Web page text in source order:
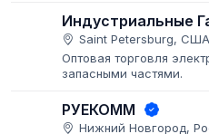
объёмы.
Индустриальные
Saint Petersburg, США
Оптовая торговля
запасными частями.
РУЕКОММ
Нижний Новгород,